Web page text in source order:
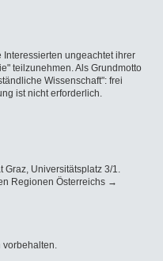
Interessierten ungeachtet ihrer
teilzunehmen. Als Grundmotto
Wissenschaft": frei
ist nicht erforderlich.
Graz, Universitätsplatz 3/1.
Regionen Österreichs →
vorbehalten.